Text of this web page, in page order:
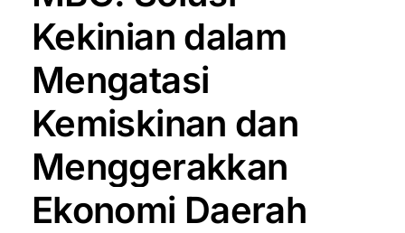
Kekinian dalam
Mengatasi
Kemiskinan dan
Menggerakkan
Ekonomi Daerah